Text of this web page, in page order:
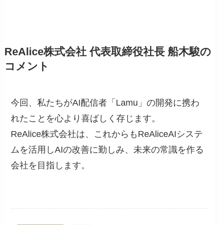
ReAlice株式会社 代表取締役社長 船木駿の
コメント
今回、私たちがAI配信者「Lamu」の開発に携わ
れたことを心より喜ばしく存じます。
ReAlice株式会社は、これからもReAliceAIシステ
ムを活用しAIの改善に勤しみ、未来の常識を作る
会社を目指します。